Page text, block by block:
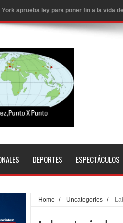
Guerra cerrará los Juegos
precio del botellón de agua sube a 90
y 40 inmigrantes al día son detenidos
será intervenida por un
llama a los dominicanos a unirse
tras detectarse una presunta
peruano Ollanta Humala queda
y Liga Municipal Dominicana impulsan
de Bolivia ordena la detención del
para este jueves en gran parte del
DEPORTES ESPECTÁCULOS
Home / Uncategories /